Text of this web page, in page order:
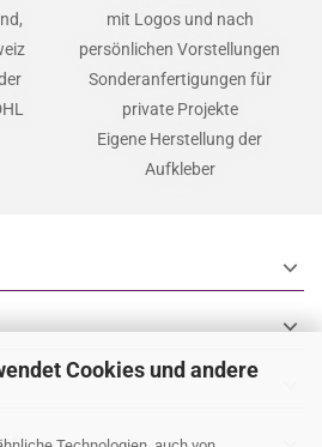
Cookies und andere
mit Logos und nach
persönlichen Vorstellungen
Sonderanfertigungen für
private Projekte
Eigene Herstellung der
Aufkleber
expand_more
expand_more